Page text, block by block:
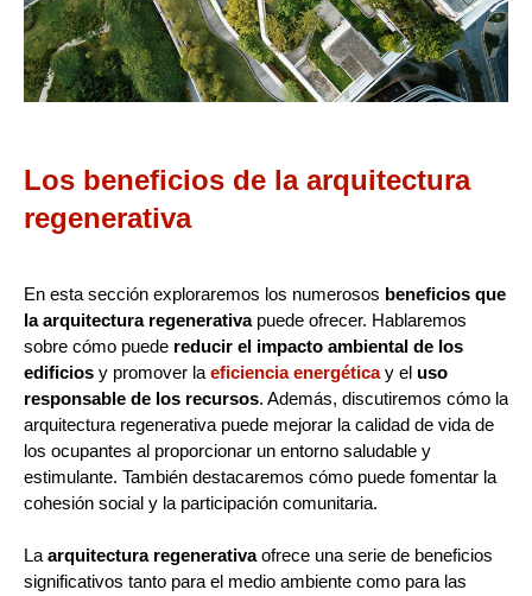
Los beneficios de la arquitectura
regenerativa
En esta sección exploraremos los numerosos beneficios que
la arquitectura regenerativapuede ofrecer. Hablaremos
sobre cómo puede reducir el impacto ambiental de los
edificios y promover la eficiencia energéticay el uso
responsable de los recursos. Además, discutiremos cómo la
arquitectura regenerativa puede mejorar la calidad de vida de
los ocupantes al proporcionar un entorno saludable y
estimulante. También destacaremos cómo puede fomentar la
cohesión social y la participación comunitaria.
La arquitectura regenerativaofrece una serie de beneficios
significativos tanto para el medio ambiente como para las